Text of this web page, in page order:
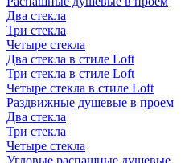
Два стекла
Три стекла
Четыре стекла
Два стекла в стиле Loft
Три стекла в стиле Loft
Четыре стекла в стиле Loft
Раздвижные душевые в проем
Два стекла
Три стекла
Четыре стекла
Угловые распашные душевые